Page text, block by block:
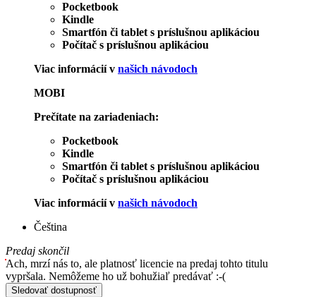
Pocketbook
Kindle
Smartfón či tablet s príslušnou aplikáciou
Počítač s príslušnou aplikáciou
Viac informácií v našich návodoch
MOBI
Prečítate na zariadeniach:
Pocketbook
Kindle
Smartfón či tablet s príslušnou aplikáciou
Počítač s príslušnou aplikáciou
Viac informácií v našich návodoch
Čeština
Predaj skončil
Ach, mrzí nás to, ale platnosť licencie na predaj tohto titulu
vypršala. Nemôžeme ho už bohužiaľ predávať :-(
Sledovať dostupnosť